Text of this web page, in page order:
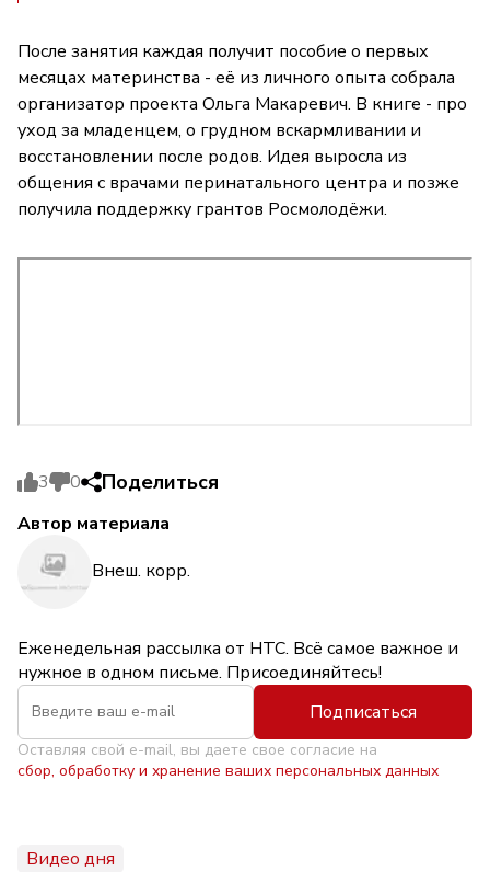
После занятия каждая получит пособие о первых
месяцах материнства - её из личного опыта собрала
организатор проекта Ольга Макаревич. В книге - про
уход за младенцем, о грудном вскармливании и
восстановлении после родов. Идея выросла из
общения с врачами перинатального центра и позже
получила поддержку грантов Росмолодёжи.
3 0 Поделиться
Автор материала
Внеш. корр.
Еженедельная рассылка от НТС. Всё самое важное и
нужное в одном письме. Присоединяйтесь!
Подписаться
Оставляя свой e-mail, вы даете свое согласие на
сбор, обработку и хранение ваших персональных данных
Видео дня